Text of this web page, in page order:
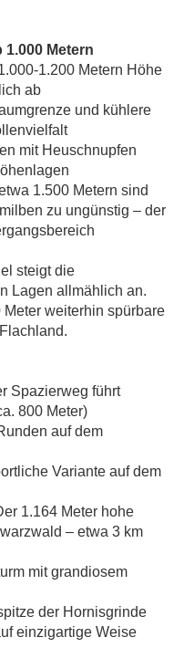
Metern
1.200 Metern Höhe
ab
und kühlere
mit Heuschnupfen
1.500 Metern sind
zu ungünstig – der
steigt die
Lagen allmählich an.
weiterhin spürbare
Spazierweg führt
800 Meter)
auf dem
Variante auf dem
1.164 Meter hohe
– etwa 3 km
mit grandiosem
der Hornisgrinde
einzigartige Weise